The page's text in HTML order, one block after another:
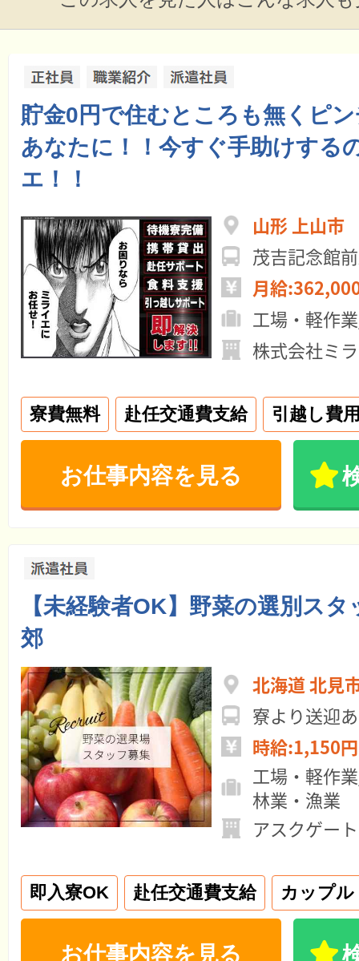
貯金0円で住むところも無くピ
あなたに！！今すぐ手助けする
エ！！
山形 上山市
茂吉記念館
月給
工場・軽作
株式会社ミ
寮費無料 赴任交通費支給 引越し費
お仕事内容を見る
【未経験者OK】野菜の選別ス
郊
北海道 北見
寮より送迎
時給:1,150
工場・軽作
林業・漁業
アスクゲー
即入寮OK 赴任交通費支給 カップル
お仕事内容を見る